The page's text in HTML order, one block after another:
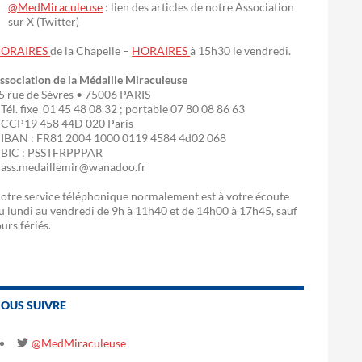
@MedMiraculeuse : lien des articles de notre Association
sur X (Twitter)
de la Chapelle – HORAIRESà 15h30 le vendredi.
de la Médaille Miraculeuse
rue de Sèvres • 75006 PARIS
fixe 01 45 48 08 32 ; portable 07 80 08 86 63
458 44D 020 Paris
: FR81 2004 1000 0119 4584 4d02 068
: PSSTFRPPPAR
service téléphonique normalement est à votre écoute
lundi au vendredi de 9h à 11h40 et de 14h00 à 17h45, sauf
fériés.
SUIVRE
@MedMiraculeuse